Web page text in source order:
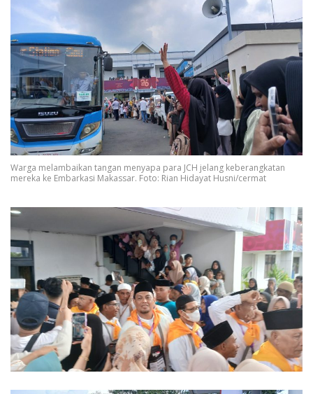
Warga melambaikan tangan menyapa para JCH jelang keberangkatan
mereka ke Embarkasi Makassar. Foto: Rian Hidayat Husni/cermat